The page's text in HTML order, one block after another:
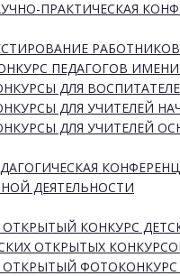
ПРАКТИЧЕСКАЯ
ПЕДАГОГОВ
ДЛЯ
ДЛЯ УЧИТЕЛЕЙ
ДЛЯ УЧИТЕЛЕЙ
ДЕЯТЕЛЬНОСТИ
КОНКУРС
ОТКРЫТЫХ
ОТКРЫТЫЙ